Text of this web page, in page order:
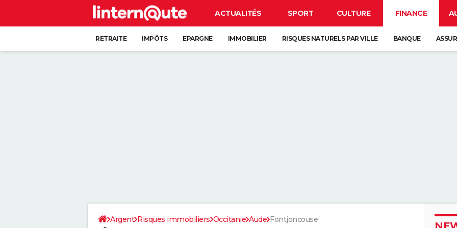
ACTUALITÉS SPORT CULTURE FINANCE
RETRAITE IMPÔTS EPARGNE IMMOBILIER RISQUES NATURELS PAR VILLE BANQUE
Argent Risques immobiliers Occitanie Aude Fontjoncouse